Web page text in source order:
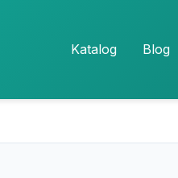
Katalog Blog